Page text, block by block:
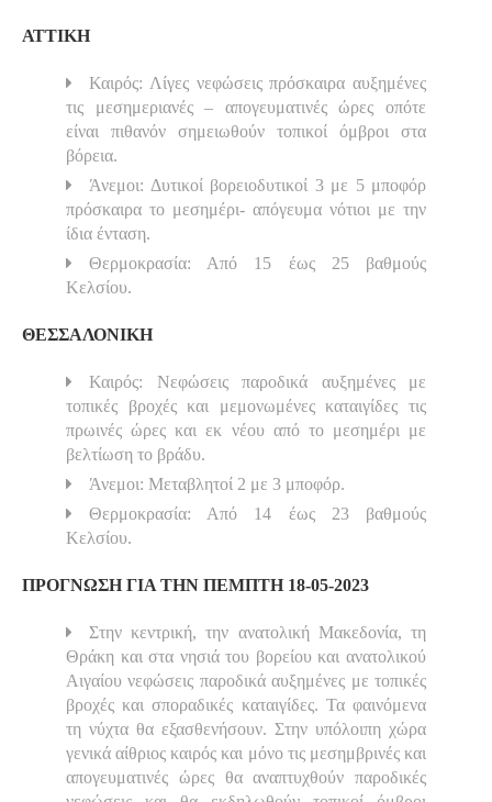
ΑΤΤΙΚΗ
Καιρός: Λίγες νεφώσεις πρόσκαιρα αυξημένες
τις μεσημεριανές – απογευματινές ώρες οπότε
είναι πιθανόν σημειωθούν τοπικοί όμβροι στα
βόρεια.
Άνεμοι: Δυτικοί βορειοδυτικοί 3 με 5 μποφόρ
πρόσκαιρα το μεσημέρι- απόγευμα νότιοι με την
ίδια ένταση.
Θερμοκρασία: Από 15 έως 25 βαθμούς
Κελσίου.
ΘΕΣΣΑΛΟΝΙΚΗ
Καιρός: Νεφώσεις παροδικά αυξημένες με
τοπικές βροχές και μεμονωμένες καταιγίδες τις
πρωινές ώρες και εκ νέου από το μεσημέρι με
βελτίωση το βράδυ.
Άνεμοι: Μεταβλητοί 2 με 3 μποφόρ.
Θερμοκρασία: Από 14 έως 23 βαθμούς
Κελσίου.
ΠΡΟΓΝΩΣΗ ΓΙΑ ΤΗΝ ΠΕΜΠΤΗ 18-05-2023
Στην κεντρική, την ανατολική Μακεδονία, τη
Θράκη και στα νησιά του βορείου και ανατολικού
Αιγαίου νεφώσεις παροδικά αυξημένες με τοπικές
βροχές και σποραδικές καταιγίδες. Τα φαινόμενα
τη νύχτα θα εξασθενήσουν. Στην υπόλοιπη χώρα
γενικά αίθριος καιρός και μόνο τις μεσημβρινές και
απογευματινές ώρες θα αναπτυχθούν παροδικές